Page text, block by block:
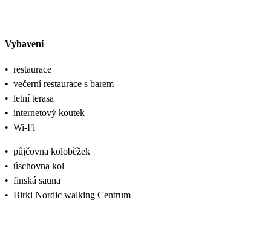
Vybavení
• restaurace
• večerní restaurace s barem
• letní terasa
• internetový koutek
• Wi-Fi
• půjčovna koloběžek
• úschovna kol
• finská sauna
• Birki Nordic walking Centrum